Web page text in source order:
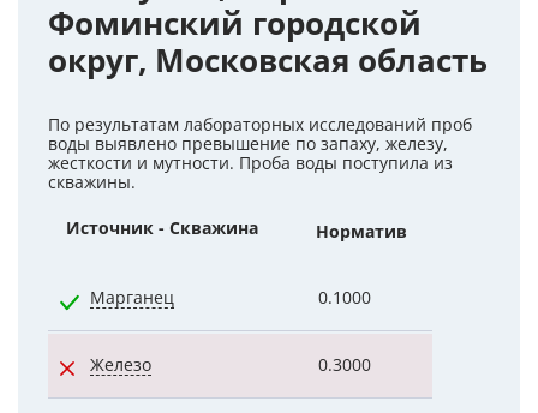
Фоминский городской
округ, Московская область
По результатам лабораторных исследований проб
воды выявлено превышение по запаху, железу,
жесткости и мутности. Проба воды поступила из
скважины.
Источник - Скважина Норматив
Марганец 0.1000
Железо 0.3000